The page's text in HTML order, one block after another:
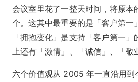
会议室里花了一整天时间，将原本
个。这其中最重要的是「客户第一
「拥抱变化」是支持「客户第一
上还有「激情」、「诚信」、「敬
六个价值观从 2005 年一直沿用